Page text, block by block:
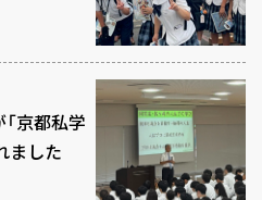
京都私学
ました